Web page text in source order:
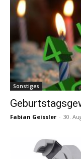
Sonstiges
Fabian Geissler - 30.